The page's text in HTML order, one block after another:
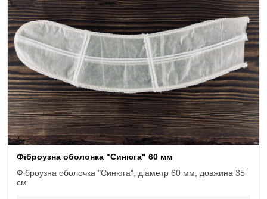
Фіброузна оболонка "Синюга" 60 мм
Фіброузна оболочка "Синюга", діаметр 60 мм, довжина 35
см